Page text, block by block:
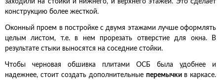
заходили на стойки и нижнего, и верхнего этажей. Это сделает
конструкцию более жесткой.
Оконный проем в постройке с двумя этажами лучше оформлять
целым листом, т.е. в нем прорезать отверстие для окна. В
результате стыки выносятся на соседние стойки.
Чтобы черновая обшивка плитами ОСБ была удобнее и
надежнее, стоит создать дополнительные перемычки в каркасе.